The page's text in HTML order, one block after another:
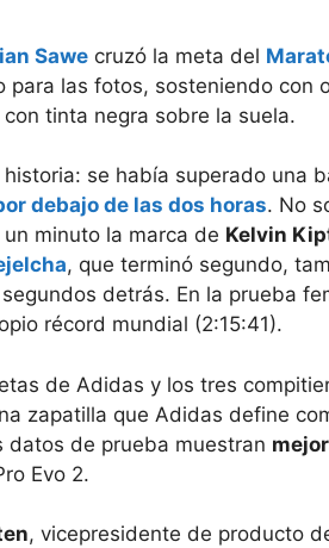
Sawe cruzó la meta del
para las fotos, sosteniendo con
tinta negra sobre la suela.
se había superado una
debajo de las dos horas. No
minuto la marca de Kelvin
, que terminó segundo,
detrás. En la prueba
récord mundial (2:15:41).
de Adidas y los tres
zapatilla que Adidas define
datos de prueba muestran
Evo 2.
, vicepresidente de producto